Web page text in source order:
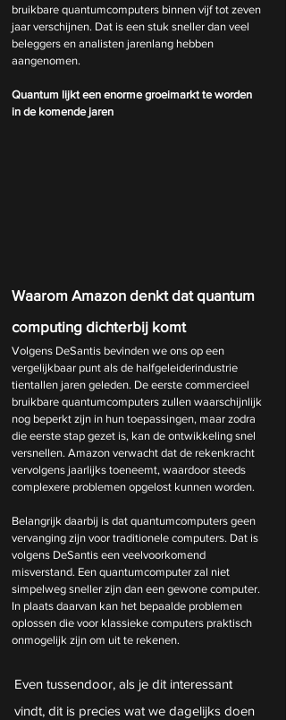
bruikbare quantumcomputers binnen vijf tot zeven
jaar verschijnen. Dat is een stuk sneller dan veel
beleggers en analisten jarenlang hebben
aangenomen.
Quantum lijkt een enorme groeimarkt te worden
in de komende jaren
Waarom Amazon denkt dat quantum
computing dichterbij komt
Volgens DeSantis bevinden we ons op een
vergelijkbaar punt als de halfgeleiderindustrie
tientallen jaren geleden. De eerste commercieel
bruikbare quantumcomputers zullen waarschijnlijk
nog beperkt zijn in hun toepassingen, maar zodra
die eerste stap gezet is, kan de ontwikkeling snel
versnellen. Amazon verwacht dat de rekenkracht
vervolgens jaarlijks toeneemt, waardoor steeds
complexere problemen opgelost kunnen worden.
Belangrijk daarbij is dat quantumcomputers geen
vervanging zijn voor traditionele computers. Dat is
volgens DeSantis een veelvoorkomend
misverstand. Een quantumcomputer zal niet
simpelweg sneller zijn dan een gewone computer.
In plaats daarvan kan het bepaalde problemen
oplossen die voor klassieke computers praktisch
onmogelijk zijn om uit te rekenen.
Even tussendoor, als je dit interessant
vindt, dit is precies wat we dagelijks doen